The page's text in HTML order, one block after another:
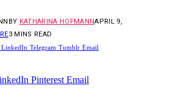
BY KATHARINA HOFMANNAPRIL 9,
3 MINS READ
LinkedIn Telegram Tumblr Email
Pinterest Email